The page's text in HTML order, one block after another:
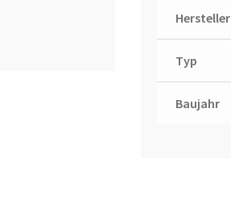
Hersteller
Typ
Baujahr